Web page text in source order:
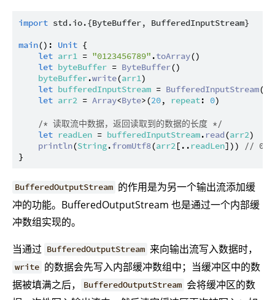
import std.io.{ByteBuffer, BufferedInputStream}
main(): Unit {
let arr1 = "0123456789" .toArray()
let byteBuffer = ByteBuffer()
byteBuffer.write(arr1)
let bufferedInputStream = BufferedInputStream(
let arr2 = Array<Byte>(20, repeat: 0)
/* 读取流中数据，返回读取到的数据的长度 */
let readLen = bufferedInputStream. read(arr2)
println(String.fromUtf8(arr2[.. readLen]))
//
BufferedOutputStream 的作用是为另一个输出流添加缓
冲的功能。BufferedOutputStream 也是通过一个内部缓
冲数组实现的。
当通过 BufferedOutputStream 来向输出流写入数据时，
write 的数据会先写入内部缓冲数组中；当缓冲区中的数
据被填满之后，
BufferedOutputStream 会将缓冲区的数